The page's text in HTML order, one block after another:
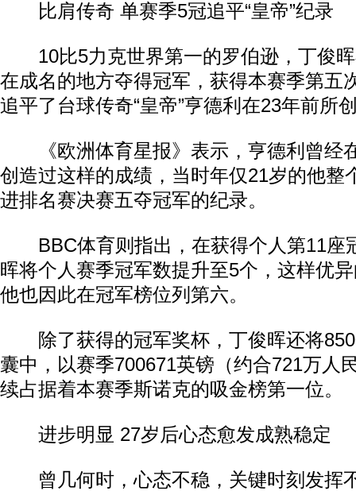
比肩传奇 单赛季5冠追平“皇帝”纪录
10比5力克世界第一的罗伯逊，丁俊晖
在成名的地方夺得冠军，获得本赛季第五
追平了台球传奇“皇帝”亨德利在23年前所
《欧洲体育星报》表示，亨德利曾经
创造过这样的成绩，当时年仅21岁的他整
进排名赛决赛五夺冠军的纪录。
BBC体育则指出，在获得个人第11座
晖将个人赛季冠军数提升至5个，这样优
他也因此在冠军榜位列第六。
除了获得的冠军奖杯，丁俊晖还将
囊中，以赛季700671英镑（约合721万人
续占据着本赛季斯诺克的吸金榜第一位。
进步明显 27岁后心态愈发成熟稳定
曾几何时，心态不稳，关键时刻发挥